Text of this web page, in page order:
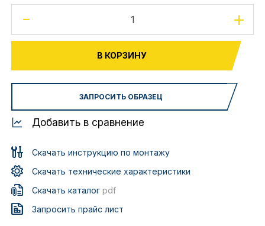
- +
В КОРЗИНУ
ЗАПРОСИТЬ ОБРАЗЕЦ
Добавить в сравнение
Скачать инструкцию по монтажу
Скачать технические характеристики
Скачать каталогpdf
Запросить прайс лист